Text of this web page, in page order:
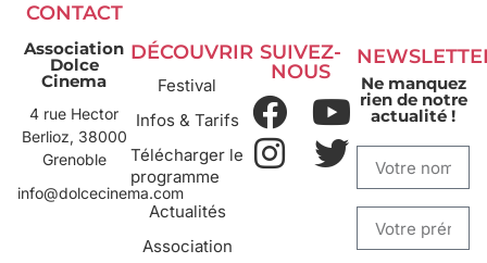
CONTACT
Association
Dolce
Cinema
4 rue Hector
Berlioz, 38000
Grenoble
info@dolcecinema.com
DÉCOUVRIR
Festival
Infos & Tarifs
Télécharger le
programme
Actualités
Association
SUIVEZ-
NOUS
Ne manquez
rien de notre
actualité !